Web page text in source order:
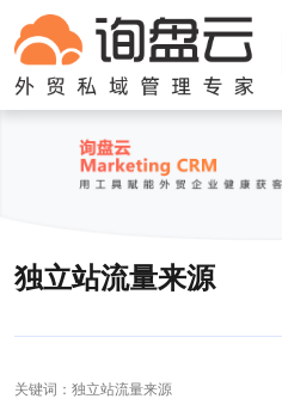
独立站流量来源
关键词：独立站流量来源